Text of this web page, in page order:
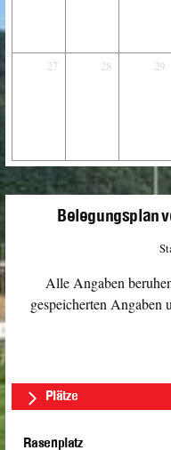
27 28 29
Belegungsplan
Alle Angaben
gespeicherten Angaben
Plätze
Rasenplatz